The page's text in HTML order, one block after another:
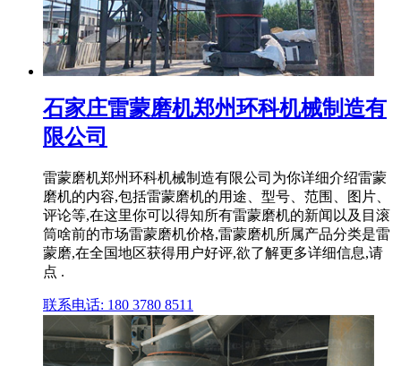
石家庄雷蒙磨机郑州环科机械制造有
限公司
雷蒙磨机郑州环科机械制造有限公司为你详细介绍雷蒙
磨机的内容,包括雷蒙磨机的用途、型号、范围、图片、
评论等,在这里你可以得知所有雷蒙磨机的新闻以及目滚
筒啥前的市场雷蒙磨机价格,雷蒙磨机所属产品分类是雷
蒙磨,在全国地区获得用户好评,欲了解更多详细信息,请
点 .
联系电话: 180 3780 8511